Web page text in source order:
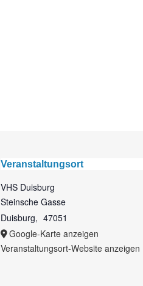
Veranstaltungsort
VHS Duisburg
Steinsche Gasse
Duisburg, 47051
Google-Karte anzeigen
Veranstaltungsort-Website anzeigen